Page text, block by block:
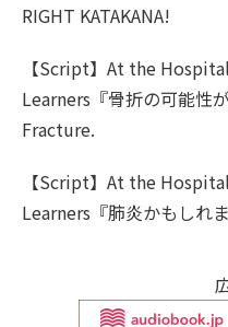
RIGHT KATAKANA!
【Script】At the
Learners『骨折の可能性
Fracture.
【Script】At the
Learners『肺炎かもしれま